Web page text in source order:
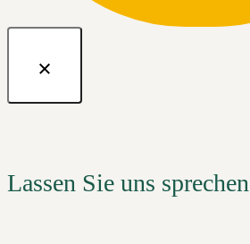
Lassen Sie uns sprechen